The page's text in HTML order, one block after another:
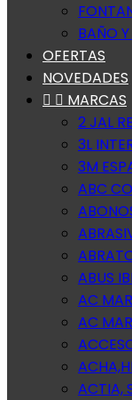
BAÑO
OFERTAS
NOVEDADES
  MARCAS
2 JAL
3L
3M
ABC
ABUS
AC
AC
ACTIA,